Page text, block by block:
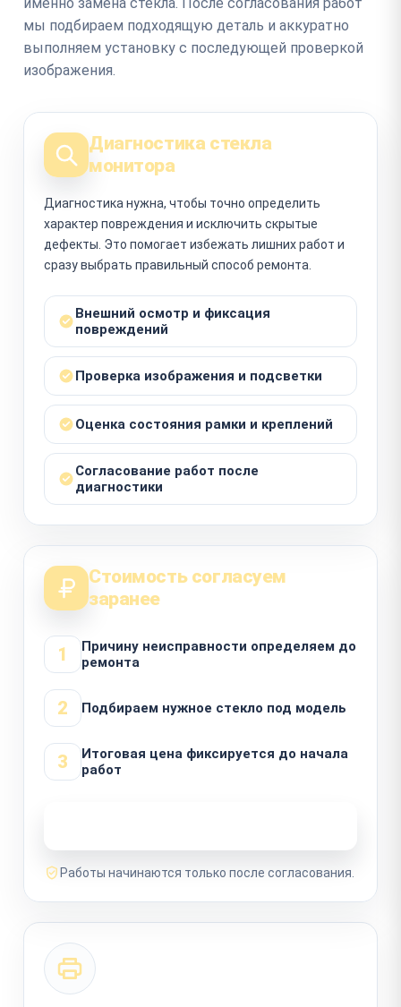
мы подбираем подходящую деталь и аккуратно
выполняем установку с последующей проверкой
изображения.
Диагностика стекла
монитора
Диагностика нужна, чтобы точно определить
характер повреждения и исключить скрытые
дефекты. Это помогает избежать лишних работ и
сразу выбрать правильный способ ремонта.
Внешний осмотр и фиксация
повреждений
Проверка изображения и подсветки
Оценка состояния рамки и креплений
Согласование работ после
диагностики
Стоимость согласуем
заранее
1
Причину неисправности определяем до
ремонта
2 Подбираем нужное стекло под модель
3
Итоговая цена фиксируется до начала
работ
Работы начинаются только после согласования.